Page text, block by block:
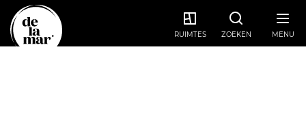
MENU
ZOEKEN
RUIMTES